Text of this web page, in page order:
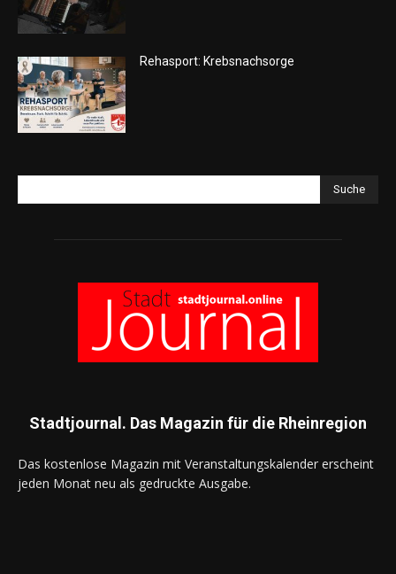
Rehasport: Krebsnachsorge
Suche
Stadtjournal. Das Magazin für die Rheinregion
Das kostenlose Magazin mit Veranstaltungskalender erscheint
jeden Monat neu als gedruckte Ausgabe.